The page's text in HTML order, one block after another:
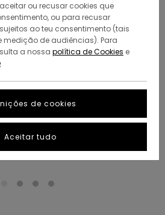
ou recusar cookies que
ou para recusar
ao teu consentimento (tais
medição de audiências). Para
a nossa política de Cookies e
de cookies
Aceitar tudo